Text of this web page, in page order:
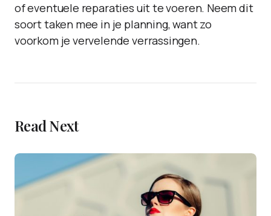
of eventuele reparaties uit te voeren. Neem dit
soort taken mee in je planning, want zo
voorkom je vervelende verrassingen.
Read Next